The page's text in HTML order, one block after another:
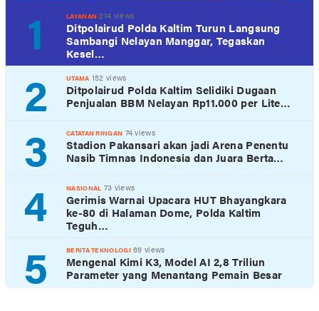
1 LAYANAN 214 views
Ditpolairud Polda Kaltim Turun Langsung
Sambangi Nelayan Manggar, Tegaskan
Kesel…
2 UTAMA 152 views
Ditpolairud Polda Kaltim Selidiki Dugaan
Penjualan BBM Nelayan Rp11.000 per Lite…
3 CATATAN RINGAN 74 views
Stadion Pakansari akan jadi Arena Penentu
Nasib Timnas Indonesia dan Juara Berta…
4 NASIONAL 73 views
Gerimis Warnai Upacara HUT Bhayangkara
ke-80 di Halaman Dome, Polda Kaltim
Teguh…
5 BERITA TEKNOLOGI 69 views
Mengenal Kimi K3, Model AI 2,8 Triliun
Parameter yang Menantang Pemain Besar